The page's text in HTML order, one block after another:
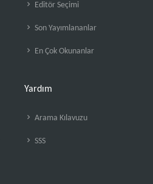
Editör Seçimi
Son Yayımlananlar
En Çok Okunanlar
Yardım
Arama Kılavuzu
SSS